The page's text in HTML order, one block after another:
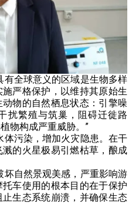
有全球意义的区域是生物多样
严格保护，以维持其原始生
物的自然栖息状态：引擎噪
扰繁殖与筑巢，阻碍迁徙路
物构成严重威胁。”
体污染，增加火灾隐患。在干
的火星极易引燃枯草，酿成
坏自然景观美感，严重影响游
车使用的根本目的在于保护
生态系统崩溃，并确保生态